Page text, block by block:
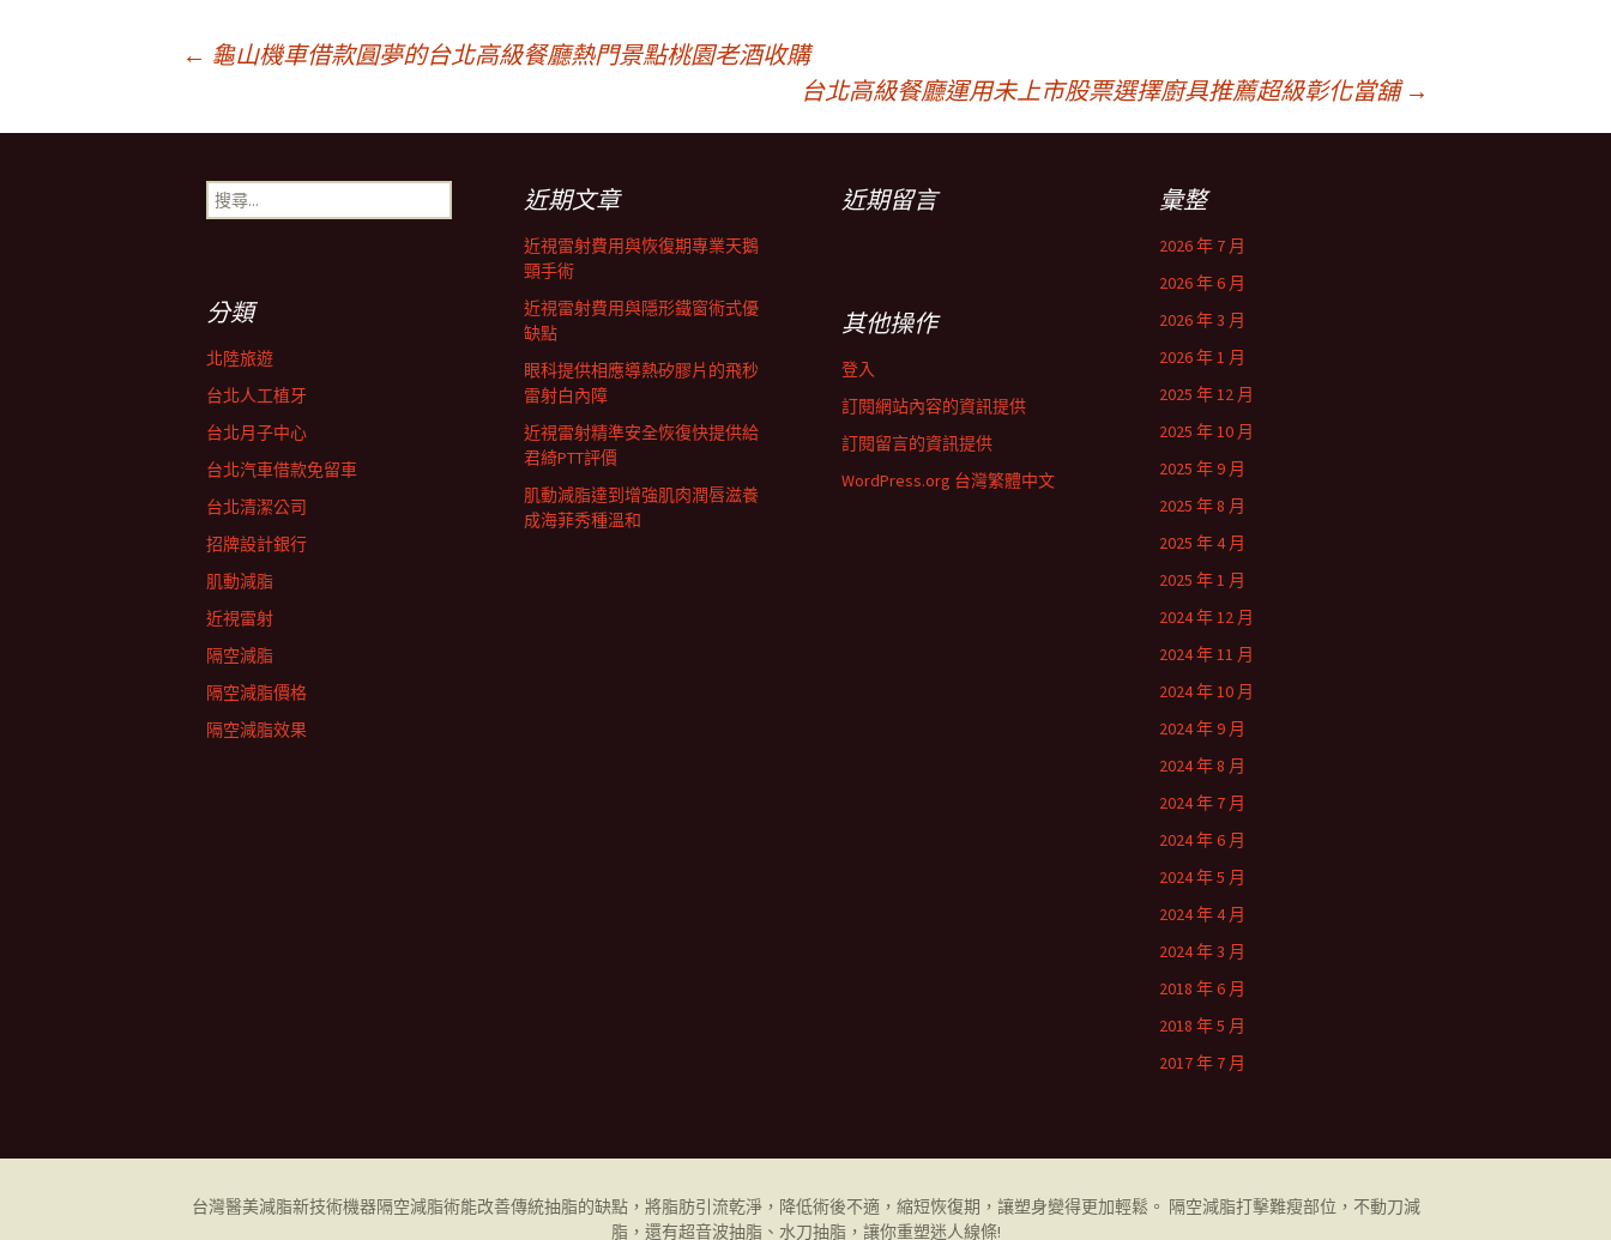
章
← 龜山機車借款圓夢的台北高級餐廳熱門景點桃園老酒收購
台北高級餐廳運用未上市股票選擇廚具推薦超級彰化當舖 →
搜
尋
近期文章
近視雷射費用與恢復期專業天鵝
頸手術
近視雷射費用與隱形鐵窗術式優
缺點
眼科提供相應導熱矽膠片的飛秒
雷射白內障
近視雷射精準安全恢復快提供給
君綺PTT評價
肌動減脂達到增強肌肉潤唇滋養
成海菲秀種溫和
近期留言 彙整
2026 年 7 月
2026 年 6 月
2026 年 3 月
2026 年 1 月
2025 年 12 月
2025 年 10 月
2025 年 9 月
2025 年 8 月
2025 年 4 月
2025 年 1 月
2024 年 12 月
2024 年 11 月
2024 年 10 月
2024 年 9 月
2024 年 8 月
2024 年 7 月
2024 年 6 月
2024 年 5 月
2024 年 4 月
2024 年 3 月
2018 年 6 月
2018 年 5 月
2017 年 7 月
分類
北陸旅遊
台北人工植牙
台北月子中心
台北汽車借款免留車
台北清潔公司
招牌設計銀行
肌動減脂
近視雷射
隔空減脂
隔空減脂價格
隔空減脂效果
其他操作
登入
訂閱網站內容的資訊提供
訂閱留言的資訊提供
WordPress.org 台灣繁體中文
台灣醫美減脂新技術機器隔空減脂術能改善傳統抽脂的缺點，將脂肪引流乾淨，降低術後不適，縮短恢復期，讓塑身變得更加輕鬆。 隔空減脂打擊難瘦部位，不動刀減
脂，還有超音波抽脂、水刀抽脂，讓你重塑迷人線條!